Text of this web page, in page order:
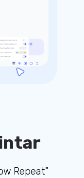
Repeat"